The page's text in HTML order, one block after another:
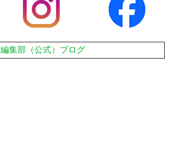
編集部（公式）ブログ